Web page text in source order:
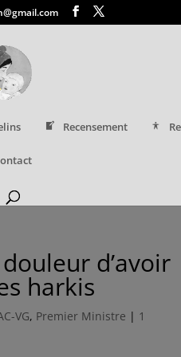
Recensement
d’avoir
harkis
VG, Premier Ministre | 1